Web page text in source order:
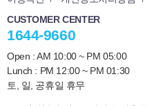
CUSTOMER CENTER
1644-9660
Open : AM 10:00 ~ PM 05:00
Lunch : PM 12:00 ~ PM 01:30
토, 일, 공휴일 휴무